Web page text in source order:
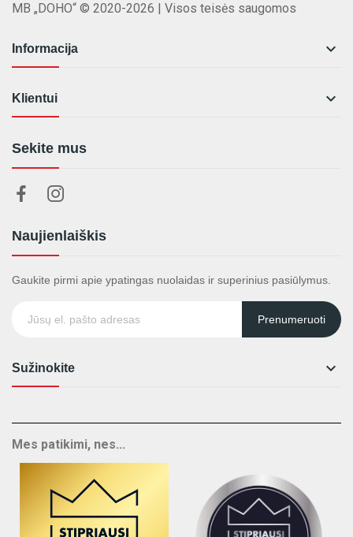
MB „DOHO“ © 2020-2026 | Visos teisės saugomos
Informacija 
Klientui 
Sekite mus
Naujienlaiškis
Gaukite pirmi apie ypatingas nuolaidas ir superinius pasiūlymus.
Prenumeruoti
Sužinokite 
Mes patikimi, nes...